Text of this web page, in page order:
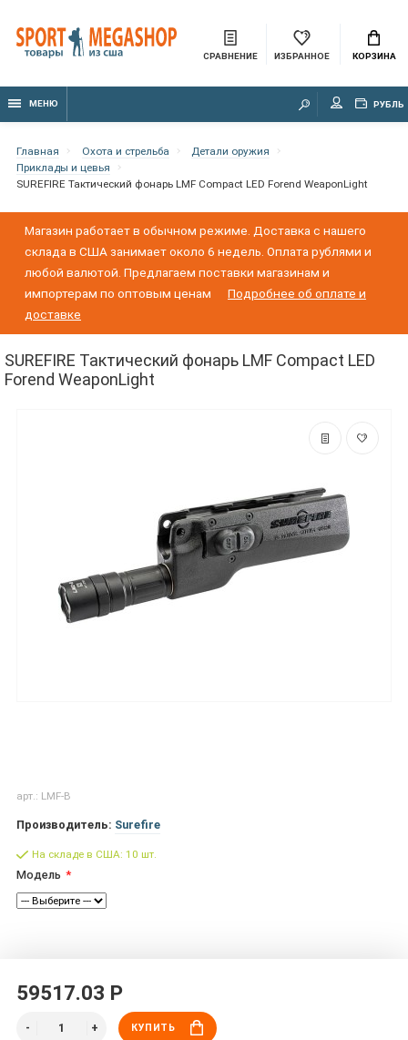
СРАВНЕНИЕ ИЗБРАННОЕ КОРЗИНА
МЕНЮ РУБЛЬ
Главная Охота и стрельба
Детали оружия
Приклады и цевья
SUREFIRE Тактический фонарь LMF Compact LED Forend WeaponLight
Магазин работает в обычном режиме. Доставка с нашего
склада в США занимает около 6 недель. Оплата рублями и
любой валютой. Предлагаем поставки магазинам и
импортерам по оптовым ценам
Подробнее об оплате и
доставке
SUREFIRE Тактический фонарь LMF Compact LED
Forend WeaponLight
арт.: LMF-B
Производитель: Surefire
На складе в США: 10 шт.
Модель
59517.03 Р
КУПИТЬ